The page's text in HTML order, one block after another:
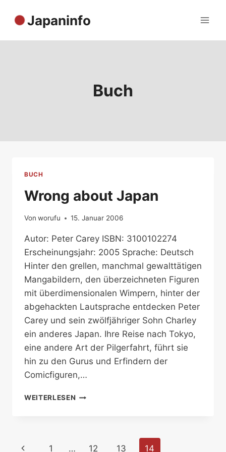
Inhalt
Japaninfo
Buch
BUCH
Wrong about Japan
Von worufu 15. Januar 2006
Autor: Peter Carey ISBN: 3100102274
Erscheinungsjahr: 2005 Sprache: Deutsch
Hinter den grellen, manchmal gewalttätigen
Mangabildern, den überzeichneten Figuren
mit überdimensionalen Wimpern, hinter der
abgehackten Lautsprache entdecken Peter
Carey und sein zwölfjähriger Sohn Charley
ein anderes Japan. Ihre Reise nach Tokyo,
eine andere Art der Pilgerfahrt, führt sie
hin zu den Gurus und Erfindern der
Comicfiguren,…
WEITERLESEN WRONG
Seitennavigation
Vorherige
1 … 12 13 14